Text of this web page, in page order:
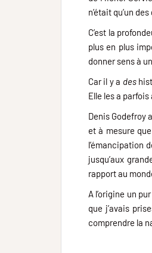
n’était qu’un
C’est la
plus en plus
donner sens à
Car il y a des
Elle les a
Denis Godefroy
et à mesure
l’émancipation
jusqu’aux
rapport au
A l’origine un
que j’avais
comprendre la